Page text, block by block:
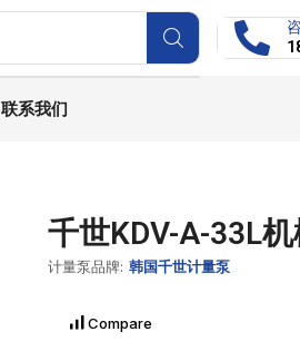
联系我们
千世KDV-A-33L
计量泵品牌: 韩国千世计量泵
Compare